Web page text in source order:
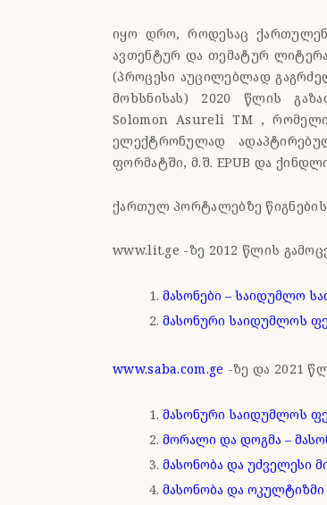
იყო დრო, როდესაც
ავთენტურ და თემატურ
(პროცესი აუცილებლად
მოხსნისას) 2020 წლის
Solomon Asureli TM ,
ელექტრონულად
ფორმატში, მ.შ. EPUB და
ქართულ პორტალებზე
www.lit.ge -ზე 2012 წლის
მასონები – საიდუმლო
მასონური საიდუმლოს
www.saba.com.ge -ზე და 2021
მასონური საიდუმლოს
მორალი და დოგმა –
მასონობა და უძველესი
მასონობა და ოკულტიზმი